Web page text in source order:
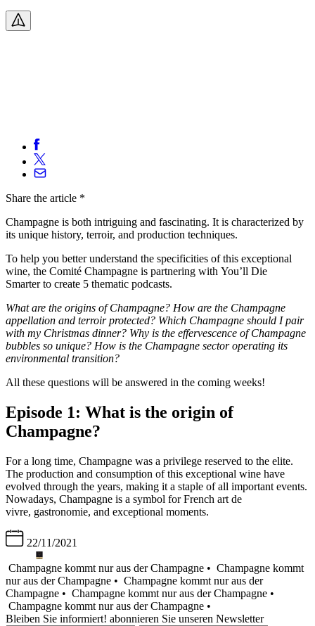
Share the article *
Champagne is both intriguing and fascinating. It is characterized by
its unique history, terroir, and production techniques.
To help you better understand the specificities of this exceptional
wine, the Comité Champagne is partnering with You’ll Die
Smarter to create 5 thematic podcasts.
What are the origins of Champagne? How are the Champagne
appellation and terroir protected? Which Champagne should I pair
with my Christmas dinner? Why is the effervescence of Champagne
bubbles so unique? How is the Champagne sector operating its
environmental transition?
All these questions will be answered in the coming weeks!
Episode 1: What is the origin of
Champagne?
For a long time, Champagne was a privilege reserved to the elite.
The production and consumption of this exceptional wine have
evolved through the years, making it a staple of all important events.
Nowadays, Champagne is a symbol for French art de
vivre, gastronomie, and exceptional moments.
22/11/2021
Champagne kommt nur aus der Champagne • Champagne kommt
nur aus der Champagne • Champagne kommt nur aus der
Champagne • Champagne kommt nur aus der Champagne •
Champagne kommt nur aus der Champagne •
Bleiben Sie informiert! abonnieren Sie unseren Newsletter